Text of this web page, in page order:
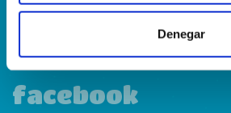
Denegar
linkedin
instagram
facebook